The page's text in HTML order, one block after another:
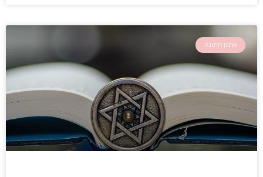
ארגון חתונה